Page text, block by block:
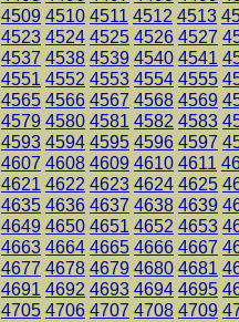
4509 4510 4511 4512 4513
4523 4524 4525 4526 4527
4537 4538 4539 4540 4541
4551 4552 4553 4554 4555
4565 4566 4567 4568 4569
4579 4580 4581 4582 4583
4593 4594 4595 4596 4597
4607 4608 4609 4610 4611
4621 4622 4623 4624 4625
4635 4636 4637 4638 4639
4649 4650 4651 4652 4653
4663 4664 4665 4666 4667
4677 4678 4679 4680 4681
4691 4692 4693 4694 4695
4705 4706 4707 4708 4709